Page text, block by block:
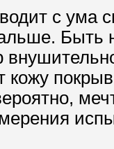
с ума
Быть
кожу